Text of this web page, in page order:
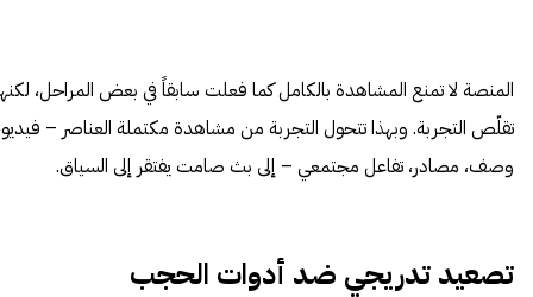
المنصة لا تمنع المشاهدة بالكامل كما فعلت سابقاً في بعض المراحل،
تقلّص التجربة. وبهذا تتحول التجربة من مشاهدة مكتملة العناصر –
وصف، مصادر، تفاعل مجتمعي – إلى بث صامت يفتقر إلى السياق.
تصعيد تدريجي ضد أدوات الحجب